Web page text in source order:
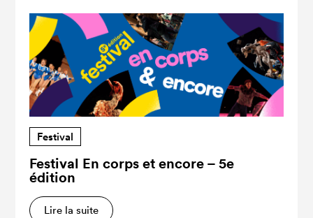
Festival
Festival En corps et encore – 5e
édition
Lire la suite